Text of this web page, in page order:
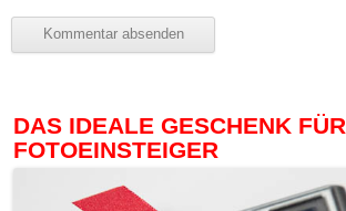
DAS IDEALE GESCHENK FÜR
FOTOEINSTEIGER